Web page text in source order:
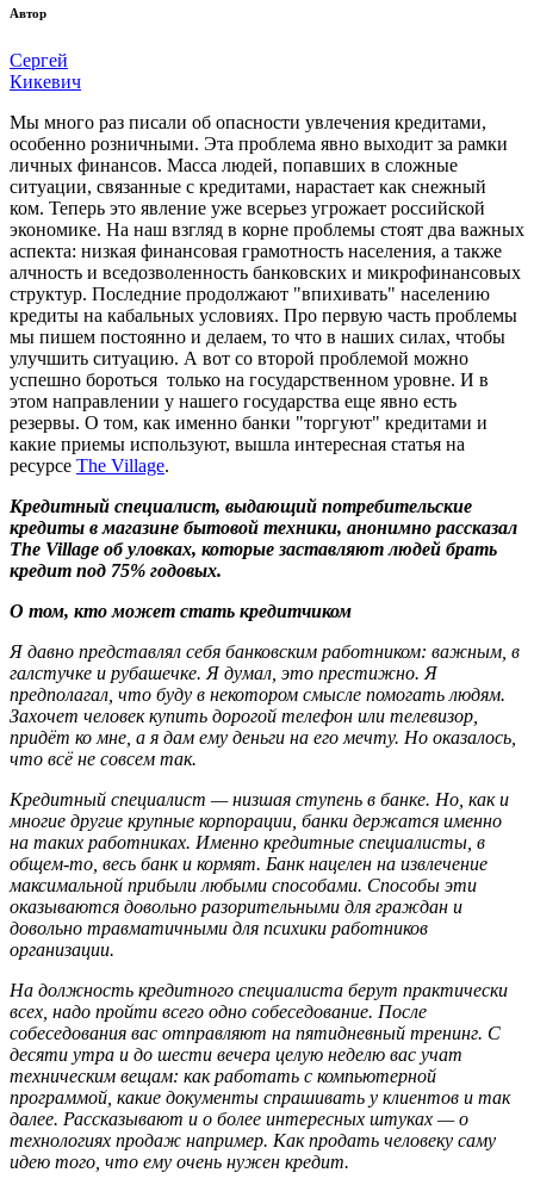
Автор
Сергей
Кикевич
Мы много раз писали об опасности увлечения кредитами,
особенно розничными. Эта проблема явно выходит за рамки
личных финансов. Масса людей, попавших в сложные
ситуации, связанные с кредитами, нарастает как снежный
ком. Теперь это явление уже всерьез угрожает российской
экономике. На наш взгляд в корне проблемы стоят два важных
аспекта: низкая финансовая грамотность населения, а также
алчность и вседозволенность банковских и микрофинансовых
структур. Последние продолжают "впихивать" населению
кредиты на кабальных условиях. Про первую часть проблемы
мы пишем постоянно и делаем, то что в наших силах, чтобы
улучшить ситуацию. А вот со второй проблемой можно
успешно бороться только на государственном уровне. И в
этом направлении у нашего государства еще явно есть
резервы. О том, как именно банки "торгуют" кредитами и
какие приемы используют, вышла интересная статья на
ресурсе The Village.
Кредитный специалист, выдающий потребительские
кредиты в магазине бытовой техники, анонимно рассказал
The Village об уловках, которые заставляют людей брать
кредит под 75% годовых.
О том, кто может стать кредитчиком
Я давно представлял себя банковским работником: важным, в
галстучке и рубашечке. Я думал, это престижно. Я
предполагал, что буду в некотором смысле помогать людям.
Захочет человек купить дорогой телефон или телевизор,
придёт ко мне, а я дам ему деньги на его мечту. Но оказалось,
что всё не совсем так.
Кредитный специалист — низшая ступень в банке. Но, как и
многие другие крупные корпорации, банки держатся именно
на таких работниках. Именно кредитные специалисты, в
общем-то, весь банк и кормят. Банк нацелен на извлечение
максимальной прибыли любыми способами. Способы эти
оказываются довольно разорительными для граждан и
довольно травматичными для психики работников
организации.
На должность кредитного специалиста берут практически
всех, надо пройти всего одно собеседование. После
собеседования вас отправляют на пятидневный тренинг. С
десяти утра и до шести вечера целую неделю вас учат
техническим вещам: как работать с компьютерной
программой, какие документы спрашивать у клиентов и так
далее. Рассказывают и о более интересных штуках — о
технологиях продаж например. Как продать человеку саму
идею того, что ему очень нужен кредит.